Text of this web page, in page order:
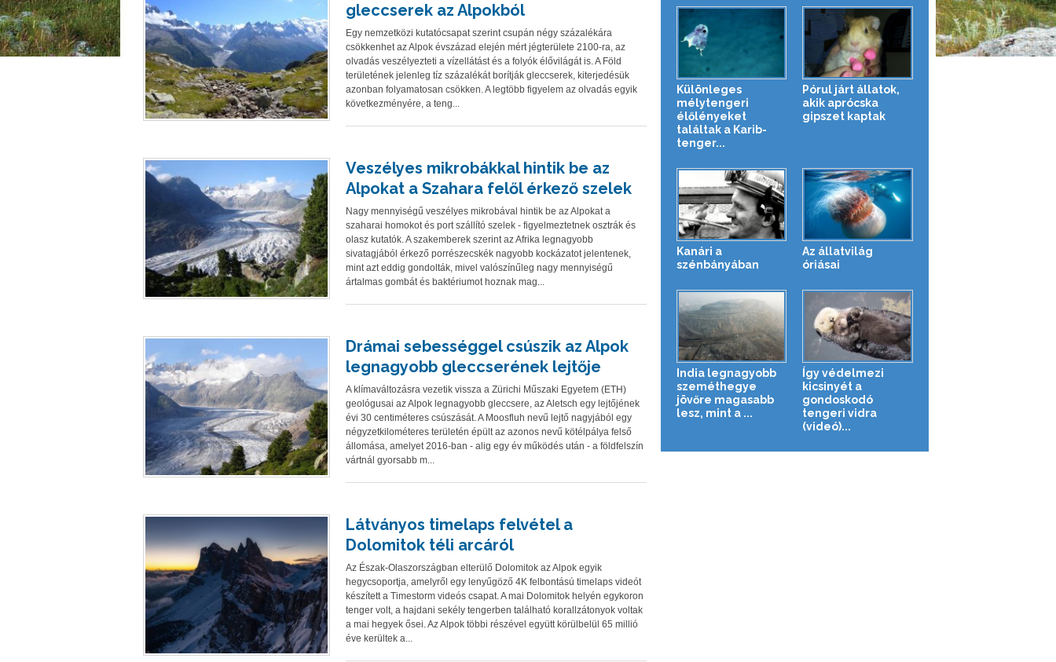
gleccserek az Alpokból
Egy nemzetközi kutatócsapat szerint csupán négy százalékára
csökkenhet az Alpok évszázad elején mért jégterülete 2100-ra, az
olvadás veszélyezteti a vízellátást és a folyók élővilágát is. A Föld
területének jelenleg tíz százalékát borítják gleccserek, kiterjedésük
azonban folyamatosan csökken. A legtöbb figyelem az olvadás egyik
következményére, a teng...
Veszélyes mikrobákkal hintik be az
Alpokat a Szahara felől érkező szelek
Nagy mennyiségű veszélyes mikrobával hintik be az Alpokat a
szaharai homokot és port szállító szelek - figyelmeztetnek osztrák és
olasz kutatók. A szakemberek szerint az Afrika legnagyobb
sivatagjából érkező porrészecskék nagyobb kockázatot jelentenek,
mint azt eddig gondolták, mivel valószínűleg nagy mennyiségű
ártalmas gombát és baktériumot hoznak mag...
Drámai sebességgel csúszik az Alpok
legnagyobb gleccserének lejtője
A klímaváltozásra vezetik vissza a Zürichi Műszaki Egyetem (ETH)
geológusai az Alpok legnagyobb gleccsere, az Aletsch egy lejtőjének
évi 30 centiméteres csúszását. A Moosfluh nevű lejtő nagyjából egy
négyzetkilométeres területén épült az azonos nevű kötélpálya felső
állomása, amelyet 2016-ban - alig egy év működés után - a földfelszín
vártnál gyorsabb m...
Látványos timelaps felvétel a
Dolomitok téli arcáról
Az Észak-Olaszországban elterülő Dolomitok az Alpok egyik
hegycsoportja, amelyről egy lenyűgöző 4K felbontású timelaps videót
készített a Timestorm videós csapat. A mai Dolomitok helyén egykoron
tenger volt, a hajdani sekély tengerben található korallzátonyok voltak
a mai hegyek ősei. Az Alpok többi részével együtt körülbelül 65 millió
éve kerültek a...
Különleges
mélytengeri
élőlényeket
találtak a Karib-
tenger...
Pórul járt állatok,
akik aprócska
gipszet kaptak
Kanári a
szénbányában
Az állatvilág
óriásai
India legnagyobb
szeméthegye
jövőre magasabb
lesz, mint a ...
Így védelmezi
kicsinyét a
gondoskodó
tengeri vidra
(videó)...